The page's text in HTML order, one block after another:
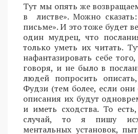
Тут мы опять же
в листве». Можно
письме». И это тоже будет
один мудрец, что
только уметь их читать.
нафантазировать себе
говоря, и не было в
людей попросить
Фудзи (тем более, если они
описания их будут
и иметь сходства. То
случай, то я пишу
ментальных установок,